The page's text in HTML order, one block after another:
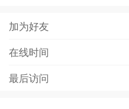
加为好友
在线时间
最后访问